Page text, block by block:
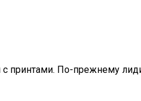
с принтами. По-прежнему